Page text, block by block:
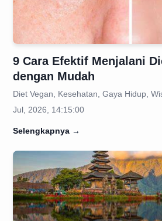
9 Cara Efektif Menjalani
dengan Mudah
Diet Vegan, Kesehatan, Gaya Hidup,
Jul, 2026, 14:15:00
Selengkapnya →